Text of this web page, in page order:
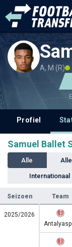
A, M (R)
Profiel
Samuel Ballet
Alle
Seizoen Team
2025/2026